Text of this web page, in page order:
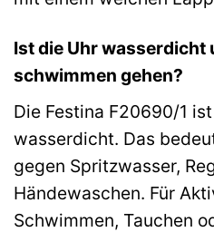
Ist die Uhr wasserdicht
schwimmen gehen?
Die Festina F20690/1
wasserdicht. Das
gegen Spritzwasser,
Händewaschen. Für
Schwimmen, Tauchen